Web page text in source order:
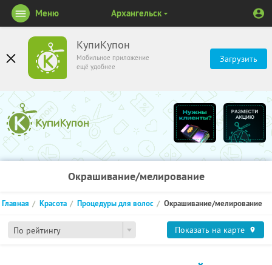
КупиКупон
Мобильное приложение
ещё удобнее
Загрузить
Меню Архангельск
Окрашивание/мелирование
По рейтингу
Главная Красота Процедуры для волос Окрашивание/мелирование
Показать на карте